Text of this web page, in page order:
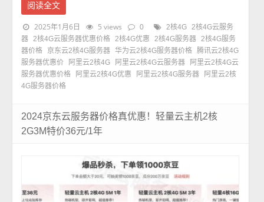
阅读全文
2025年1月6日 5 views 0 2核4G
2核4G云服务
器 2核4G云服务器优惠价格 2核4G优惠 2核4G服务器 2核4G服务
器价格
京东云2核4G服务器 华为云2核4G服务器价格 腾讯云2核4G
服务器优惠价
阿里云2核4G 阿里云2核4G云服务器
阿里云2核4G云
服务器优惠价格
阿里云2核4G优惠 阿里云2核4G服务器
阿里云2核
4G服务器价格
2024京东云服务器价格真优惠！轻量云主机2核
2G3M特价36元/1年